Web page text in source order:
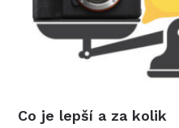
Co je lepší a za kolik